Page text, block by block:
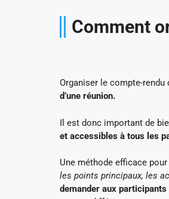
Comment
Organiser le compte-
d’une réunion.
Il est donc important de
et accessibles à tous les
Une méthode efficace
les points principaux, les
demander aux